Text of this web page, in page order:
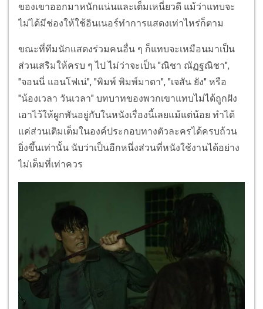
ของเขาออกมาหนักแน่นและเต็มเหนี่ยวดี แม้ว่าแทบจะ
ไม่ได้มีช่องให้ใช้อินเนอร์ทำการแสดงเท่าไหร่ก็ตาม
ขณะที่ทีมนักแสดงร่วมคนอื่น ๆ ก็แทบจะเหมือนมาเป็น
ส่วนเสริมให้ครบ ๆ ไป ไม่ว่าจะเป็น "ณิชา ณัฏฐณิชา",
"จอนนี่ แอนโฟเน่", "พิมพ์ พิมพ์มาดา", "เจสัน ยัง" หรือ
"น้องเวลา วันเวลา" บทบาทของพวกเขาแทบไม่ได้ถูกฝัง
เอาไว้ให้ผูกพันอยู่กับในหนังเรื่องนี้เลยแม้แต่น้อย ทำได้
แค่ส่วนเติมเต็มในองค์ประกอบทางตัวละครได้ครบถ้วน
ยิ่งขึ้นเท่านั้น นับว่าเป็นอีกหนึ่งส่วนที่หนังใช้งานได้อย่าง
ไม่เต็มที่เท่าควร